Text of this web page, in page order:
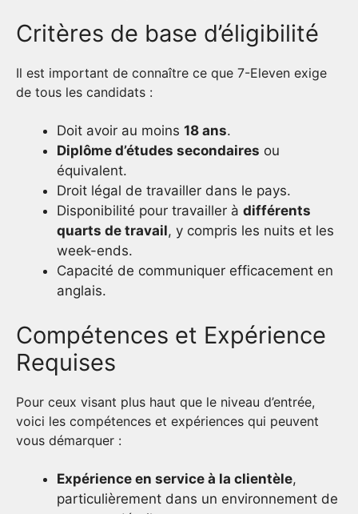
Critères de base d’éligibilité
Il est important de connaître ce que 7-Eleven exige
de tous les candidats :
Doit avoir au moins 18 ans.
Diplôme d’études secondaires ou
équivalent.
Droit légal de travailler dans le pays.
Disponibilité pour travailler à différents
quarts de travail, y compris les nuits et les
week-ends.
Capacité de communiquer efficacement en
anglais.
Compétences et Expérience
Requises
Pour ceux visant plus haut que le niveau d’entrée,
voici les compétences et expériences qui peuvent
vous démarquer :
Expérience en service à la clientèle,
particulièrement dans un environnement de